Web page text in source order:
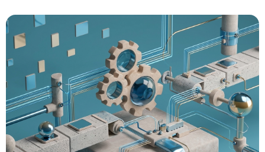
© 2026 ООО «Дата Сапиенс»
ИНН 9 701 181 979
ОГРН 1 217 700 358 083
ОКВЭД 62.01
Юридический адрес 105 064, Российская Федерация,
г. Москва, ВН.ТЕР.Г. Муниципальный округ Басманный, Пер
Нижний Сусальный, д. 5, стр. 19, этаж/пом. А1/XI, ком. 12,
Вид деятельности в соответствии с приказом Минцифры
от 11 мая 2023 г. № 449: 1.01, 2.01
Релизная политика
Лицензирование и поддержка